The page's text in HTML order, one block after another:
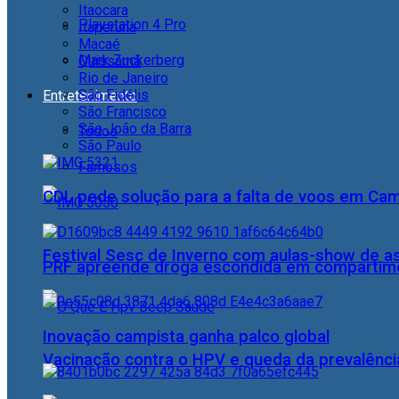
Playstation 4 Pro
Mark Zuckerberg
Entretenimento
Todos
Famosos
Festival Sesc de Inverno com aulas-show de
Vacinação contra o HPV e queda da
Itaocara
Itaperuna
Macaé
Quissamã
Rio de Janeiro
São Fidélis
São Francisco
São João da Barra
São Paulo
CDL pede solução para a falta de voos em
PRF apreende droga escondida em
Inovação campista ganha palco global